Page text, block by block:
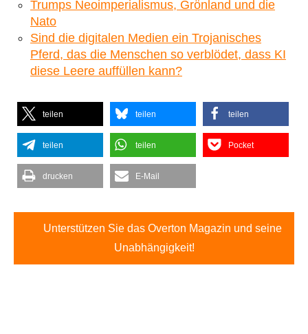
Trumps Neoimperialismus, Grönland und die
Nato
Sind die digitalen Medien ein Trojanisches
Pferd, das die Menschen so verblödet, dass KI
diese Leere auffüllen kann?
teilen teilen teilen
teilen teilen Pocket
drucken E-Mail
Unterstützen Sie das Overton Magazin und seine
Unabhängigkeit!